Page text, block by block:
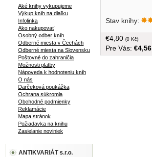
Stav knihy:
€4,80 (0 Kč)
Pre Vás: €4,56
Aké knihy vykupujeme
Výkup kníh na diaľku
Infolinka
Ako nakupovať
Osobný odber kníh
Odberné miesta v Čechách
Odberné miesta na Slovensku
Poštovné do zahraničia
Možnosti platby
Nápoveda k hodnoteniu kníh
O nás
Darčeková poukážka
Ochrana súkromia
Obchodné podmienky
Reklamácie
Mapa stránok
Požiadavka na knihu
Zasielanie noviniek
ANTIKVARIÁT s.r.o.